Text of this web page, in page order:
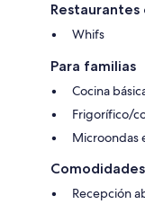
Restaurantes
Whifs
Para familias
Cocina
Frigorífico/
Microondas
Comodidades
Recepción